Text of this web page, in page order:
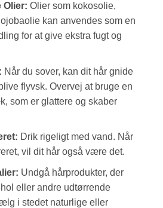
Olier: Olier som kokosolie,
kan anvendes som en
for at give ekstra fugt og
Når du sover, kan dit hår gnide
flyvsk. Overvej at bruge en
som er glattere og skaber
Drik rigeligt med vand. Når
vil dit hår også være det.
Undgå hårprodukter, der
eller andre udtørrende
i stedet naturlige eller